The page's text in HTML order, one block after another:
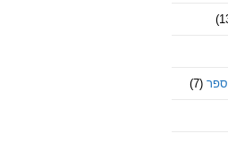
(7)